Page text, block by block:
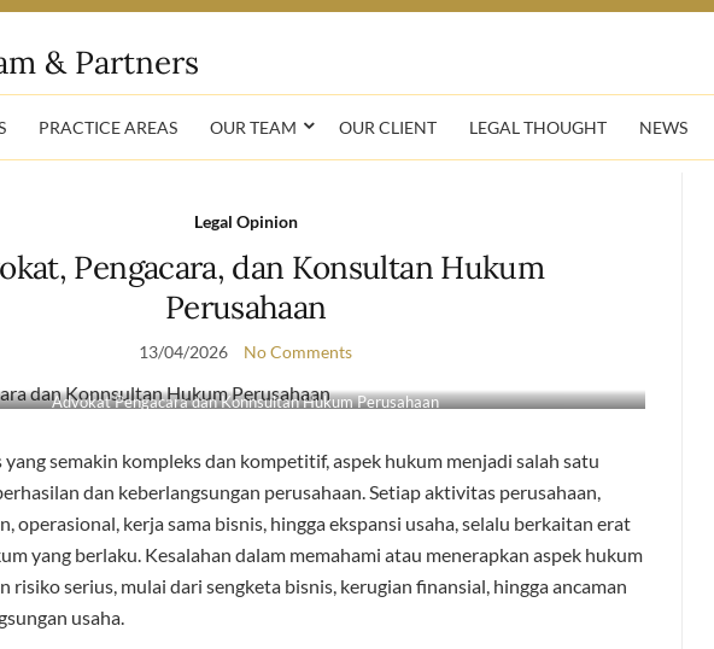
PRACTICE AREAS OUR TEAM OUR CLIENT LEGAL THOUGHT NEWS
Legal Opinion
Pengacara, dan Konsultan Hukum
Perusahaan
13/04/2026 No Comments
Advokat Pengacara dan Konnsultan Hukum Perusahaan
semakin kompleks dan kompetitif, aspek hukum menjadi salah satu
dan keberlangsungan perusahaan. Setiap aktivitas perusahaan,
operasional, kerja sama bisnis, hingga ekspansi usaha, selalu berkaitan erat
yang berlaku. Kesalahan dalam memahami atau menerapkan aspek hukum
risiko serius, mulai dari sengketa bisnis, kerugian finansial, hingga ancaman
usaha.